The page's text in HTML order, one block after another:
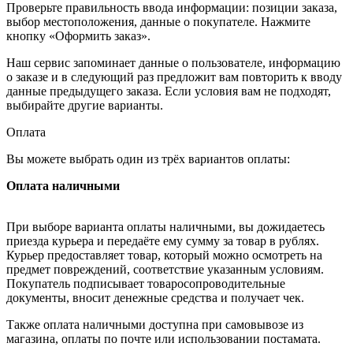
Проверьте правильность ввода информации: позиции заказа,
выбор местоположения, данные о покупателе. Нажмите
кнопку «Оформить заказ».
Наш сервис запоминает данные о пользователе, информацию
о заказе и в следующий раз предложит вам повторить к вводу
данные предыдущего заказа. Если условия вам не подходят,
выбирайте другие варианты.
Оплата
Вы можете выбрать один из трёх вариантов оплаты:
Оплата наличными
При выборе варианта оплаты наличными, вы дожидаетесь
приезда курьера и передаёте ему сумму за товар в рублях.
Курьер предоставляет товар, который можно осмотреть на
предмет повреждений, соответствие указанным условиям.
Покупатель подписывает товаросопроводительные
документы, вносит денежные средства и получает чек.
Также оплата наличными доступна при самовывозе из
магазина, оплаты по почте или использовании постамата.